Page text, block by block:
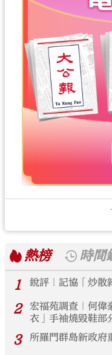
熱榜
時間
1
銳評｜記協「炒散
2
宏福苑調查｜何
衣」手袖燒毀鞋部
3 所羅門群島新政